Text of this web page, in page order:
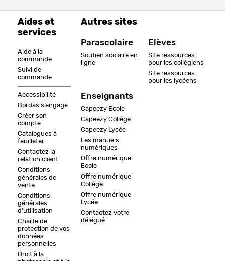
Aides et
services
Aide à la
commande
Suivi de
commande
Accessibilité
Bordas s’engage
Créer son
compte
Catalogues à
feuilleter
Contactez la
relation client
Conditions
générales de
vente
Conditions
générales
d'utilisation
Charte de
protection de vos
données
personnelles
Droit à la
Autres sites
Parascolaire
Soutien scolaire en
ligne
Enseignants
Capeezy Ecole
Capeezy Collège
Capeezy Lycée
Les manuels
numériques
Offre numérique
Ecole
Offre numérique
Collège
Offre numérique
Lycée
Contactez votre
délégué
Elèves
Site ressources
pour les collégiens
Site ressources
pour les lycéens